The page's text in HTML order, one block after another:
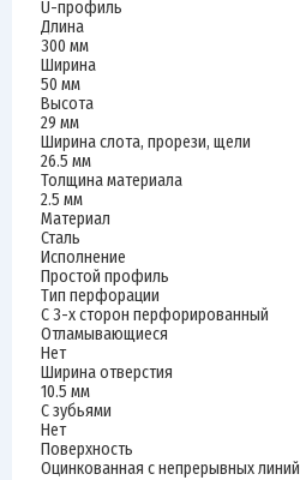
U-профиль
Длина
300 мм
Ширина
50 мм
Высота
29 мм
Ширина слота, прорези, щели
26.5 мм
Толщина материала
2.5 мм
Материал
Сталь
Исполнение
Простой профиль
Тип перфорации
С 3-х сторон перфорированный
Отламывающиеся
Нет
Ширина отверстия
10.5 мм
С зубьями
Нет
Поверхность
Оцинкованная с непрерывных линий